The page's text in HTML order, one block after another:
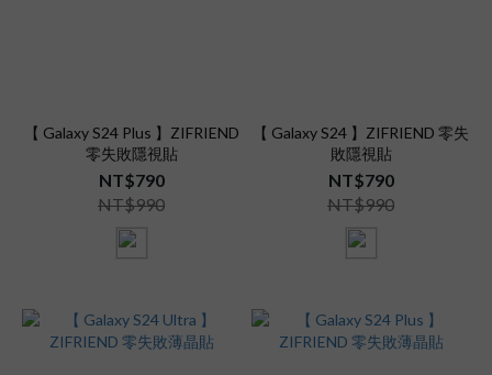
【 Galaxy S24 Plus 】ZIFRIEND
零失敗隱視貼
NT$790
NT$990
【 Galaxy S24 】ZIFRIEND 零失
敗隱視貼
NT$790
NT$990